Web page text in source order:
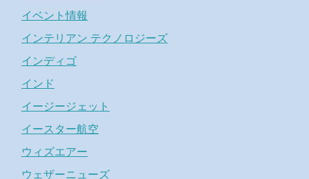
イベント情報
インテリアン テクノロジーズ
インディゴ
インド
イージージェット
イースター航空
ウィズエアー
ウェザーニューズ